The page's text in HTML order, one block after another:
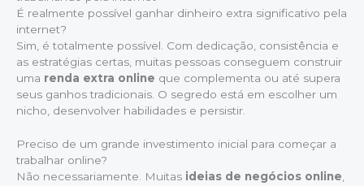
É realmente possível ganhar dinheiro extra significativo pela
internet?
Sim, é totalmente possível. Com dedicação, consistência e
as estratégias certas, muitas pessoas conseguem construir
uma renda extra online que complementa ou até supera
seus ganhos tradicionais. O segredo está em escolher um
nicho, desenvolver habilidades e persistir.
Preciso de um grande investimento inicial para começar a
trabalhar online?
Não necessariamente. Muitas ideias de negócios online,